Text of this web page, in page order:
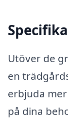
Utöver de
en
erbjuda
på dina